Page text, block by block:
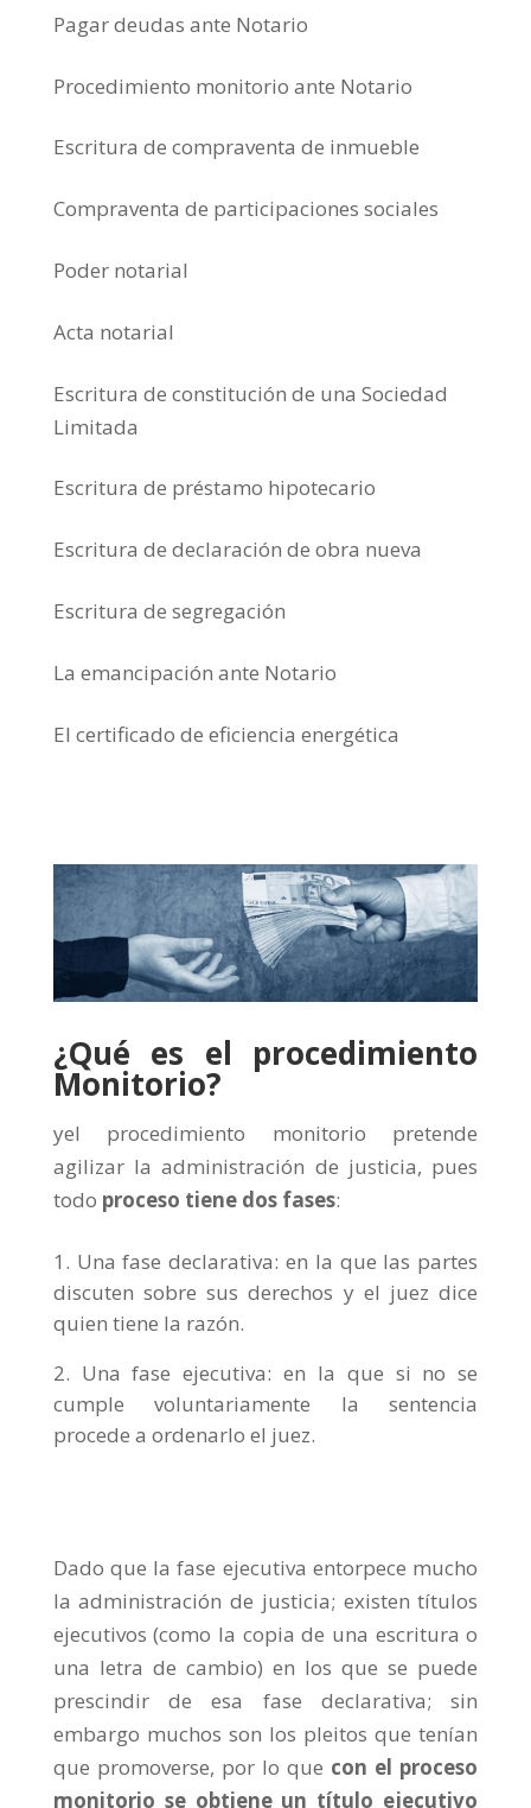
Pagar deudas ante Notario
Procedimiento monitorio ante Notario
Escritura de compraventa de inmueble
Compraventa de participaciones sociales
Poder notarial
Acta notarial
Escritura de constitución de una Sociedad
Limitada
Escritura de préstamo hipotecario
Escritura de declaración de obra nueva
Escritura de segregación
La emancipación ante Notario
El certificado de eficiencia energética
¿Qué es el procedimiento
Monitorio?
yel procedimiento monitorio pretende
agilizar la administración de justicia, pues
todo proceso tiene dos fases:
Una fase declarativa: en la que las partes
discuten sobre sus derechos y el juez dice
quien tiene la razón.
Una fase ejecutiva: en la que si no se
cumple voluntariamente la sentencia
procede a ordenarlo el juez.
Dado que la fase ejecutiva entorpece mucho
la administración de justicia; existen títulos
ejecutivos (como la copia de una escritura o
una letra de cambio) en los que se puede
prescindir de esa fase declarativa; sin
embargo muchos son los pleitos que tenían
que promoverse, por lo que con el proceso
monitorio se obtiene un título ejecutivo